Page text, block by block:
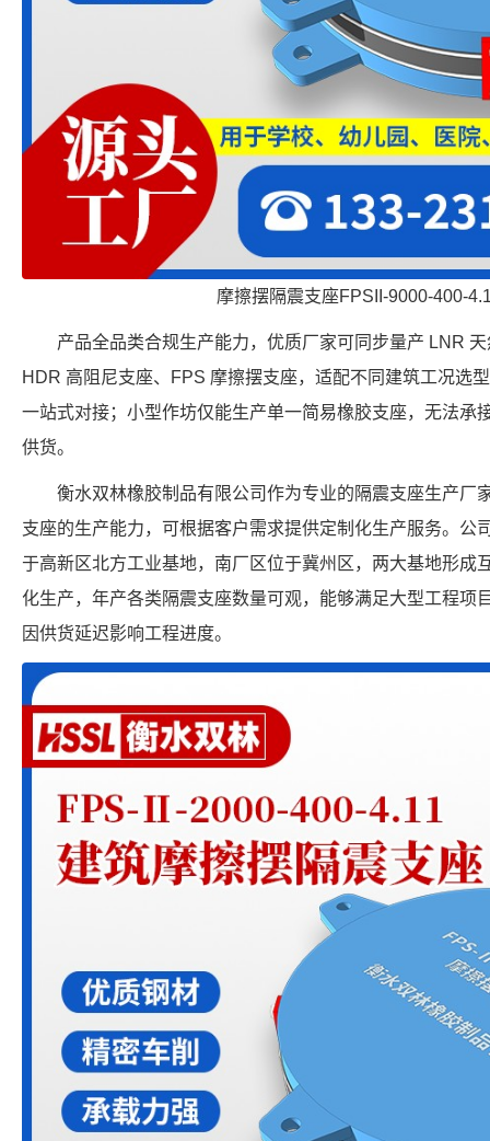
摩擦摆隔震支座FPSII-9000-400-
产品全品类合规生产能力，优质厂家可同步量产 LNR
HDR 高阻尼支座、FPS 摩擦摆支座，适配不同建筑工况选
一站式对接；小型作坊仅能生产单一简易橡胶支座，无法承
供货。
衡水双林橡胶制品有限公司作为专业的隔震支座生产厂
支座的生产能力，可根据客户需求提供定制化生产服务。公
于高新区北方工业基地，南厂区位于冀州区，两大基地形成
化生产，年产各类隔震支座数量可观，能够满足大型工程项
因供货延迟影响工程进度。